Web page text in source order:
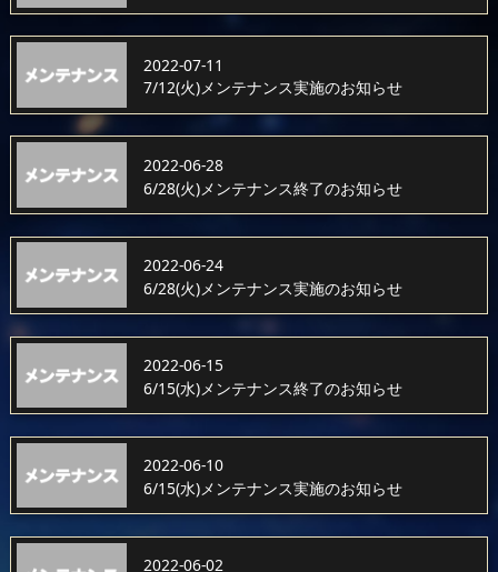
2022-07-11
7/12(火)メンテナンス実施のお知らせ
2022-06-28
6/28(火)メンテナンス終了のお知らせ
2022-06-24
6/28(火)メンテナンス実施のお知らせ
2022-06-15
6/15(水)メンテナンス終了のお知らせ
2022-06-10
6/15(水)メンテナンス実施のお知らせ
2022-06-02